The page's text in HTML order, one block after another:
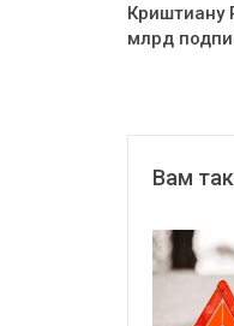
Криштиану
млрд
Вам